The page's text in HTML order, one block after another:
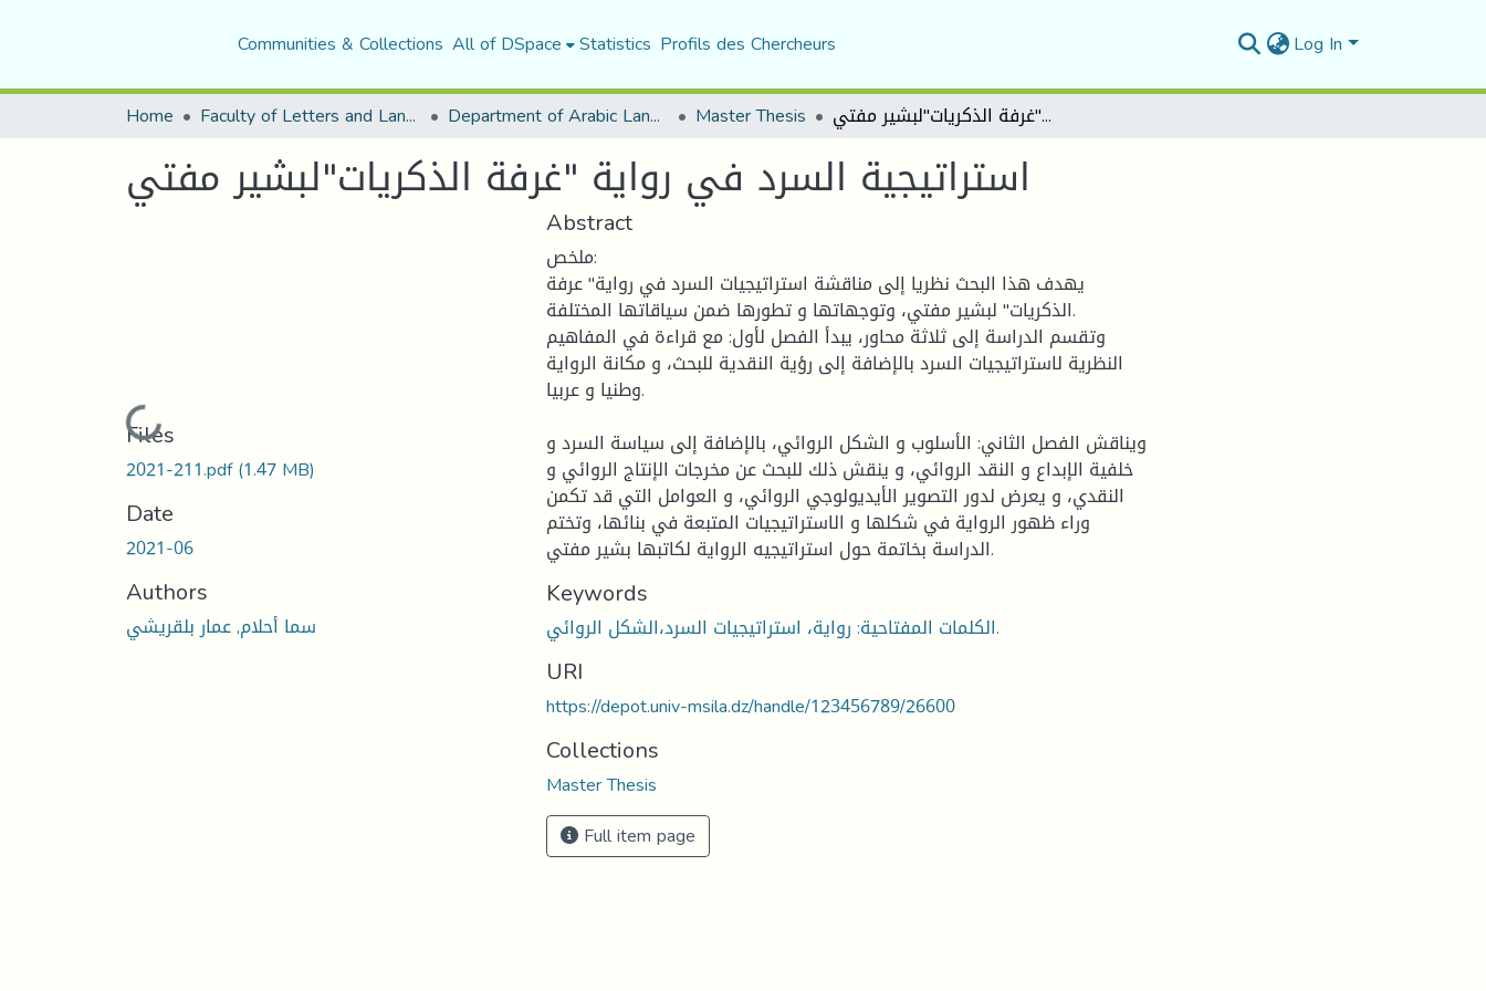
Communities & Collections All of DSpace Statistics Profils des Chercheurs Log In
Home Faculty of Letters and Languages Department of Arabic Language and Literature Master Thesis استراتيجية السرد في رواية "غرفة الذكريات"لبشير مفتي
استراتيجية السرد في رواية "غرفة الذكريات"لبشير مفتي
Loading...
Files
2021-211.pdf(1.47 MB)
Date
2021-06
Authors
سما أحلام, عمار بلقريشي
Abstract
ملخص:
يهدف هذا البحث نظريا إلى مناقشة استراتيجيات السرد في رواية" عرفة
الذكريات" لبشير مفتي، وتوجهاتها و تطورها ضمن سياقاتها المختلفة.
وتقسم الدراسة إلى ثلاثة محاور، يبدأ الفصل لأول: مع قراءة في المفاهيم
النظرية لاستراتيجيات السرد بالإضافة إلى رؤية النقدية للبحث، و مكانة الرواية
وطنيا و عربيا.
ويناقش الفصل الثاني: الأسلوب و الشكل الروائي، بالإضافة إلى سياسة السرد و
خلفية الإبداع و النقد الروائي، و ينقش ذلك للبحث عن مخرجات الإنتاج الروائي و
النقدي، و يعرض لدور التصوير الأيديولوجي الروائي، و العوامل التي قد تكمن
وراء ظهور الرواية في شكلها و الاستراتيجيات المتبعة في بنائها، وتختم
الدراسة بخاتمة حول استراتيجيه الرواية لكاتبها بشير مفتي.
Keywords
الكلمات المفتاحية: رواية، استراتيجيات السرد،الشكل الروائي.
URI
https://depot.univ-msila.dz/handle/123456789/26600
Collections
Master Thesis
Full item page